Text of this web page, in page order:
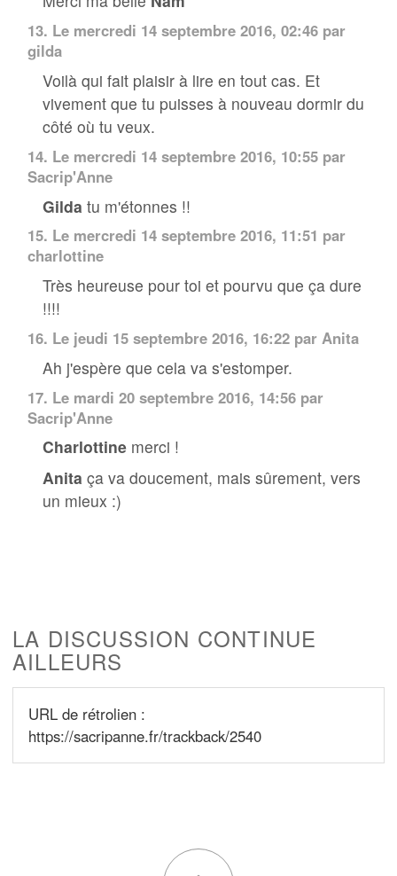
13. Le mercredi 14 septembre 2016, 02:46 par
gilda
Voilà qui fait plaisir à lire en tout cas. Et
vivement que tu puisses à nouveau dormir du
côté où tu veux.
14. Le mercredi 14 septembre 2016, 10:55 par
Sacrip'Anne
Gilda tu m'étonnes !!
15. Le mercredi 14 septembre 2016, 11:51 par
charlottine
Très heureuse pour toi et pourvu que ça dure
!!!!
16. Le jeudi 15 septembre 2016, 16:22 par Anita
Ah j'espère que cela va s'estomper.
17. Le mardi 20 septembre 2016, 14:56 par
Sacrip'Anne
Charlottine merci !
Anita ça va doucement, mais sûrement, vers
un mieux :)
LA DISCUSSION CONTINUE
AILLEURS
URL de rétrolien :
https://sacripanne.fr/trackback/2540